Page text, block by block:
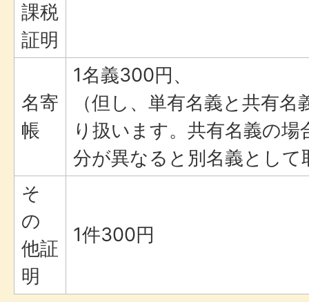
課税
証明
名寄
帳
1名義300円、
（但し、単有名義と共有
り扱います。共有名義の
分が異なると別名義として
そ
の
他証
明
1件300円